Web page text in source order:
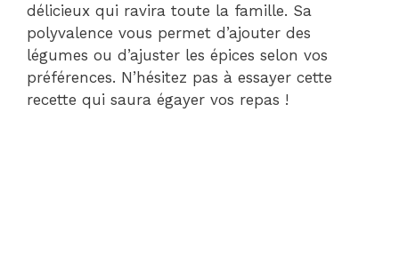
délicieux qui ravira toute la famille. Sa
polyvalence vous permet d’ajouter des
légumes ou d’ajuster les épices selon vos
préférences. N’hésitez pas à essayer cette
recette qui saura égayer vos repas !